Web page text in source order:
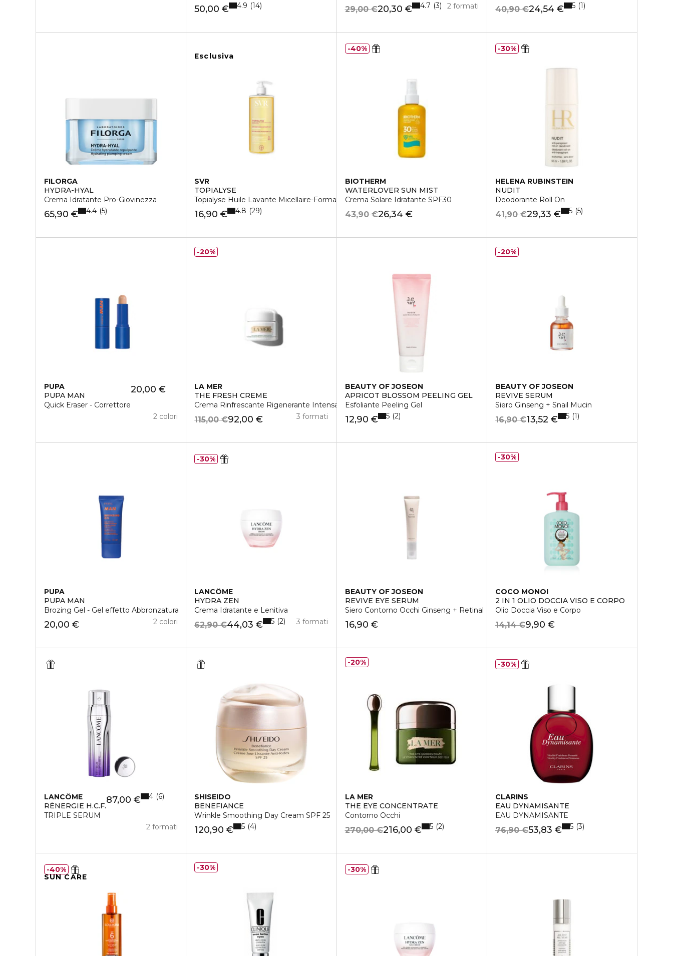
50,00 € 4.9 14 20,30 €
29,00 € 2 formati
4.7 3 24,54 €
40,90 € 5 1
FILORGA
HYDRA-HYAL
Crema Idratante Pro-Giovinezza
65,90 € 4.4 5
Esclusiva
SVR
TOPIALYSE
Topialyse Huile Lavante Micellaire-Formato Convenienza Da 1l
16,90 € 4.8 29
BIOTHERM
WATERLOVER SUN MIST
Crema Solare Idratante SPF30
26,34 €
43,90 €
40%
HELENA RUBINSTEIN
NUDIT
Deodorante Roll On
29,33 €
41,90 € 5 5
30%
PUPA
PUPA MAN
Quick Eraser - Correttore
20,00 €
2 colori
LA MER
THE FRESH CREME
Crema Rinfrescante Rigenerante Intensa
92,00 €
115,00 € 3 formati
20%
BEAUTY OF JOSEON
APRICOT BLOSSOM PEELING GEL
Esfoliante Peeling Gel
12,90 € 5 2
BEAUTY OF JOSEON
REVIVE SERUM
Siero Ginseng + Snail Mucin
13,52 €
16,90 € 5 1
20%
PUPA
PUPA MAN
Brozing Gel - Gel effetto Abbronzatura
20,00 € 2 colori
LANCÔME
HYDRA ZEN
Crema Idratante e Lenitiva
44,03 €
62,90 € 3 formati
5 2
30%
BEAUTY OF JOSEON
REVIVE EYE SERUM
Siero Contorno Occhi Ginseng + Retinal
16,90 €
COCO MONOI
2 IN 1 OLIO DOCCIA VISO E CORPO
Olio Doccia Viso e Corpo
9,90 €
14,14 €
30%
LANCÔME
RÉNERGIE H.C.F.
TRIPLE SERUM
87,00 €
2 formati
4 6
SHISEIDO
BENEFIANCE
Wrinkle Smoothing Day Cream SPF 25
120,90 € 5 4
LA MER
THE EYE CONCENTRATE
Contorno Occhi
216,00 €
270,00 € 5 2
20%
CLARINS
EAU DYNAMISANTE
EAU DYNAMISANTE
53,83 €
76,90 € 5 3
30%
SUN CARE
40% 30% 30%